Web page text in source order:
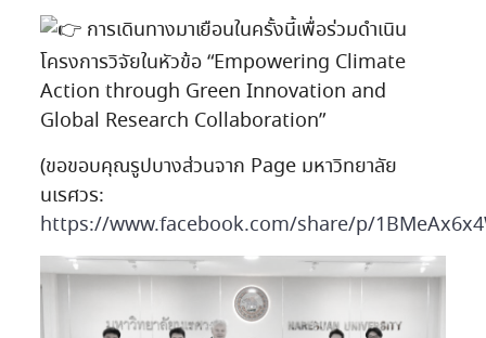
การเดินทางมาเยือนในครั้งนี้เพื่อร่วมดำเนิน
โครงการวิจัยในหัวข้อ “Empowering Climate
Action through Green Innovation and
Global Research Collaboration”
(ขอขอบคุณรูปบางส่วนจาก Page มหาวิทยาลัย
นเรศวร:
https://www.facebook.com/share/p/